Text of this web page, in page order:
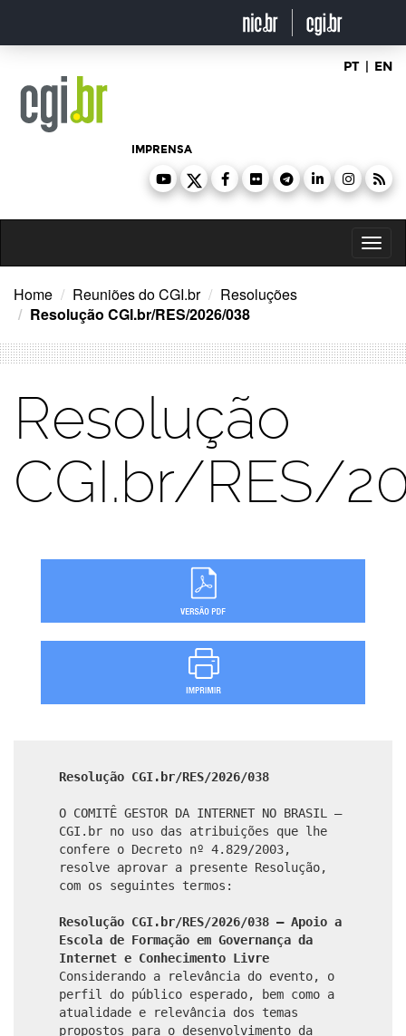
o
PT | EN
IMPRENSA
Home Reuniões do CGI.br
Resoluções
Resolução CGI.br/RES/2026/038
Resolução
CGI.br/RES/
Resolução CGI.br/RES/2026/038
O COMITÊ GESTOR DA INTERNET NO BRASIL –
CGI.br no uso das atribuições que lhe
confere o Decreto nº 4.829/2003,
resolve aprovar a presente Resolução,
com os seguintes termos:
Resolução CGI.br/RES/2026/038 – Apoio a
Escola de Formação em Governança da
Internet e Conhecimento Livre
Considerando a relevância do evento, o
perfil do público esperado, bem como a
atualidade e relevância dos temas
propostos para o desenvolvimento da